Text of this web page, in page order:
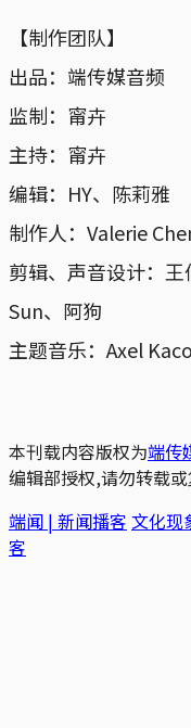
【制作团队】
出品：端传媒音频
监制：甯卉
主持：甯卉
编辑：HY、陈莉雅
制作人：Valerie
剪辑、声音设计：
Sun、阿狗
主题音乐：Axel
本刊载内容版权为端传
编辑部授权,请勿转载或
端闻 | 新闻播客 文化现
客